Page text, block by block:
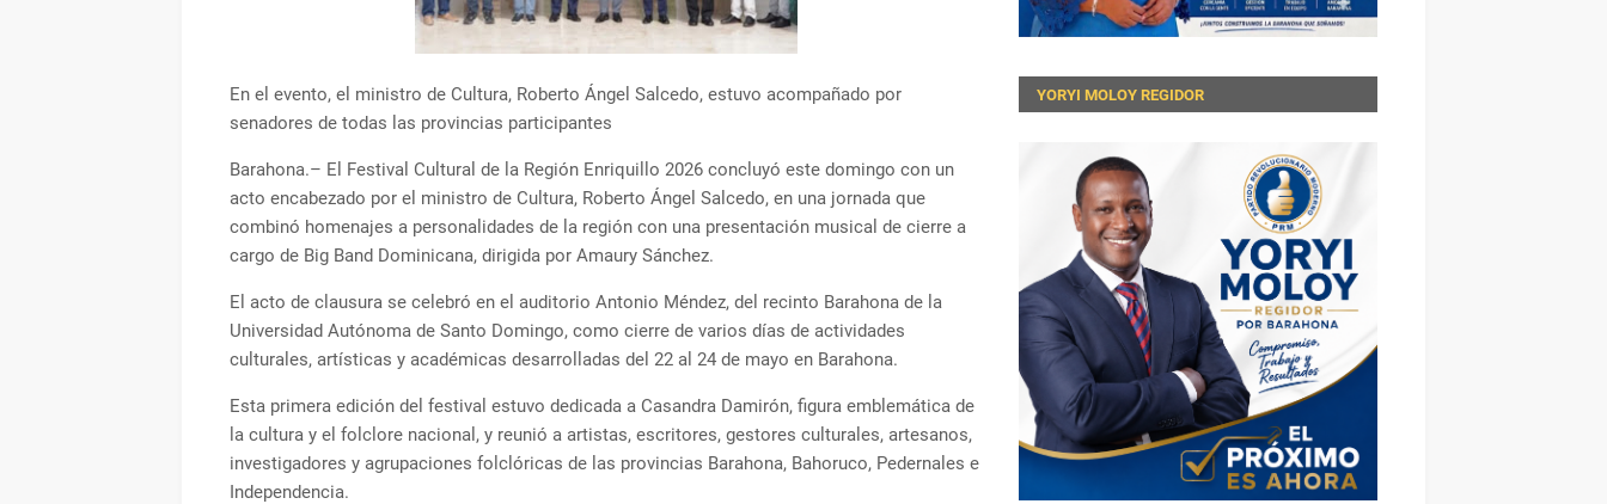
En el evento, el ministro de Cultura, Roberto Ángel Salcedo, estuvo acompañado por
senadores de todas las provincias participantes
Barahona.– El Festival Cultural de la Región Enriquillo 2026 concluyó este domingo con un
acto encabezado por el ministro de Cultura, Roberto Ángel Salcedo, en una jornada que
combinó homenajes a personalidades de la región con una presentación musical de cierre a
cargo de Big Band Dominicana, dirigida por Amaury Sánchez.
El acto de clausura se celebró en el auditorio Antonio Méndez, del recinto Barahona de la
Universidad Autónoma de Santo Domingo, como cierre de varios días de actividades
culturales, artísticas y académicas desarrolladas del 22 al 24 de mayo en Barahona.
Esta primera edición del festival estuvo dedicada a Casandra Damirón, figura emblemática de
la cultura y el folclore nacional, y reunió a artistas, escritores, gestores culturales, artesanos,
investigadores y agrupaciones folclóricas de las provincias Barahona, Bahoruco, Pedernales e
Independencia.
YORYI MOLOY REGIDOR